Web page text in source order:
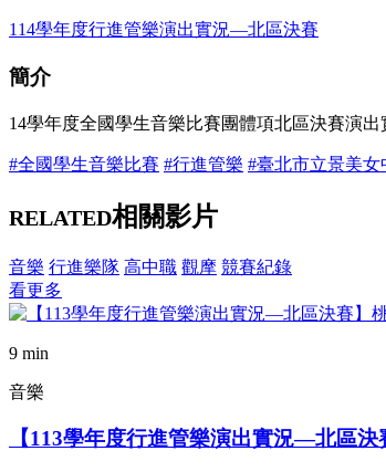
114學年度行進管樂演出實況—北區決賽
簡介
14學年度全國學生音樂比賽團體項北區決賽演
#全國學生音樂比賽 #行進管樂 #臺北市立景美女
RELATED相關影片
音樂 行進樂隊 高中職 觀摩 競賽紀錄
看更多
9 min
音樂
【113學年度行進管樂演出實況—北區